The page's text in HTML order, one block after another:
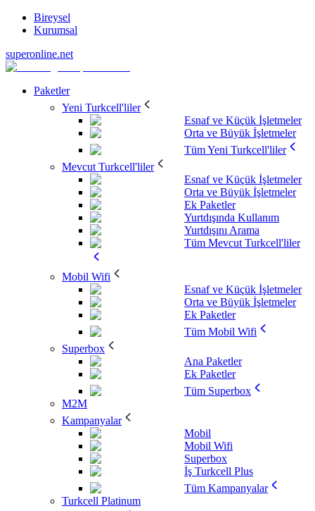
Bireysel
Kurumsal
superonline.net
Paketler
Yeni Turkcell'liler
Esnaf ve Küçük İşletmeler
Orta ve Büyük İşletmeler
Tüm Yeni Turkcell'liler
Mevcut Turkcell'liler
Esnaf ve Küçük İşletmeler
Orta ve Büyük İşletmeler
Ek Paketler
Yurtdışında Kullanım
Yurtdışını Arama
Tüm Mevcut Turkcell'liler
Mobil Wifi
Esnaf ve Küçük İşletmeler
Orta ve Büyük İşletmeler
Ek Paketler
Tüm Mobil Wifi
Superbox
Ana Paketler
Ek Paketler
Tüm Superbox
M2M
Kampanyalar
Mobil
Mobil Wifi
Superbox
İş Turkcell Plus
Tüm Kampanyalar
Turkcell Platinum